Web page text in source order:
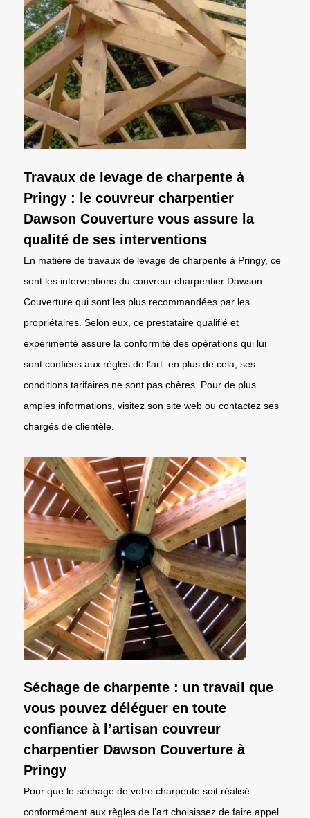
Travaux de levage de charpente à
Pringy : le couvreur charpentier
Dawson Couverture vous assure la
qualité de ses interventions
En matière de travaux de levage de charpente à Pringy, ce
sont les interventions du couvreur charpentier Dawson
Couverture qui sont les plus recommandées par les
propriétaires. Selon eux, ce prestataire qualifié et
expérimenté assure la conformité des opérations qui lui
sont confiées aux règles de l’art. en plus de cela, ses
conditions tarifaires ne sont pas chères. Pour de plus
amples informations, visitez son site web ou contactez ses
chargés de clientèle.
Séchage de charpente : un travail que
vous pouvez déléguer en toute
confiance à l’artisan couvreur
charpentier Dawson Couverture à
Pringy
Pour que le séchage de votre charpente soit réalisé
conformément aux règles de l’art choisissez de faire appel